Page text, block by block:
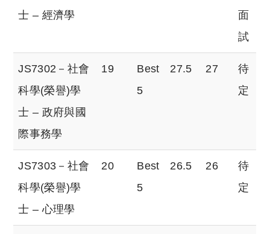
士 – 經濟學
面
試
JS7302－社會
科學(榮譽)學
士 – 政府與國
際事務學
19
Best
5
27.5 27
待
定
JS7303－社會
科學(榮譽)學
士 – 心理學
20
Best
5
26.5 26
待
定